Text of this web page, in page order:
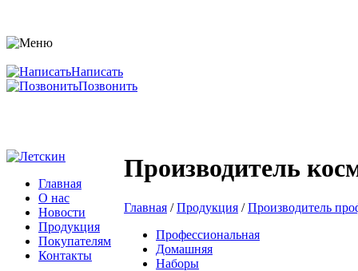
Написать
Позвонить
Главная
О нас
Новости
Продукция
Покупателям
Контакты
Производитель
Главная / Продукция / Производитель
Профессиональная
Домашняя
Наборы